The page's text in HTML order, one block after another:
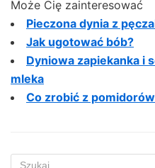
Może Cię zainteresować
Pieczona dynia z
Jak ugotować bób?
Dyniowa zapiekanka i
mleka
Co zrobić z